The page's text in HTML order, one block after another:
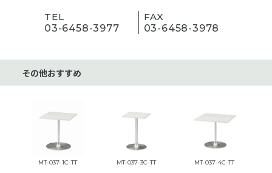
TEL
03-6458-3977
FAX
03-6458-3978
その他おすすめ
MT-037-1C-TT MT-037-3C-TT MT-037-4C-TT